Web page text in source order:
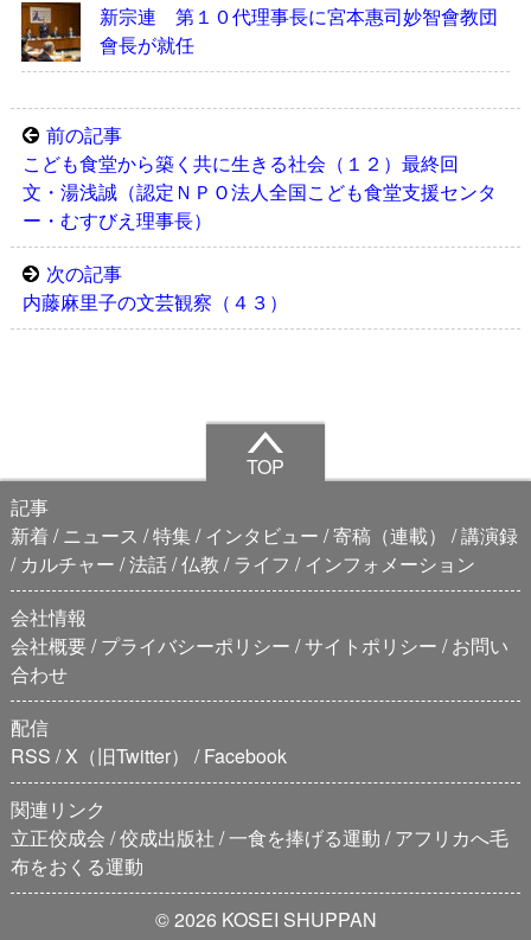
新宗連 第１０代理事長に宮本惠司妙智會教団
會長が就任
前の記事
こども食堂から築く共に生きる社会（１２）最終回
文・湯浅誠（認定ＮＰＯ法人全国こども食堂支援センタ
ー・むすびえ理事長）
次の記事
内藤麻里子の文芸観察（４３）
TOP
記事
新着
ニュース 特集 インタビュー 寄稿（連載）
講演録
カルチャー 法話 仏教 ライフ
インフォメーション
会社情報
会社概要 プライバシーポリシー サイトポリシー
お問い
合わせ
配信
RSS
X（旧Twitter）
Facebook
関連リンク
立正佼成会 佼成出版社 一食を捧げる運動
アフリカへ毛
布をおくる運動
© 2026 KOSEI SHUPPAN